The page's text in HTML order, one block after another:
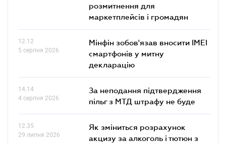
розмитнення для
маркетплейсів і громадян
12.12
5 серпня 2026
Мінфін зобов'язав вносити IMEI
смартфонів у митну
декларацію
14.14
4 серпня 2026
За неподання підтвердження
пільг з МТД штрафу не буде
12.35
29 липня 2026
Як зміниться розрахунок
акцизу за алкоголь і тютюн з